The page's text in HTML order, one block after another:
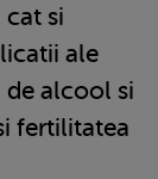
cat si
ale
de alcool si
fertilitatea